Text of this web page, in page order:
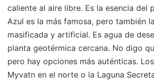
caliente al aire libre. Es la esencia del
Azul es la más famosa, pero también
masificada y artificial. Es agua de
planta geotérmica cercana. No digo
pero hay opciones más auténticas.
Myvatn en el norte o la Laguna